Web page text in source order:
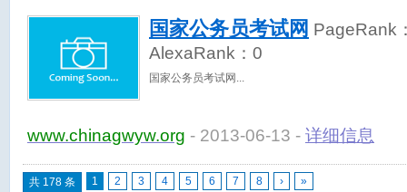
国家公务员考试网 PageRank
AlexaRank： 0
国家公务员考试网
www.chinagwyw.org - 2013-06-13 - 详细信息
共 178 条 1 2 3 4 5 6 7 8 › »